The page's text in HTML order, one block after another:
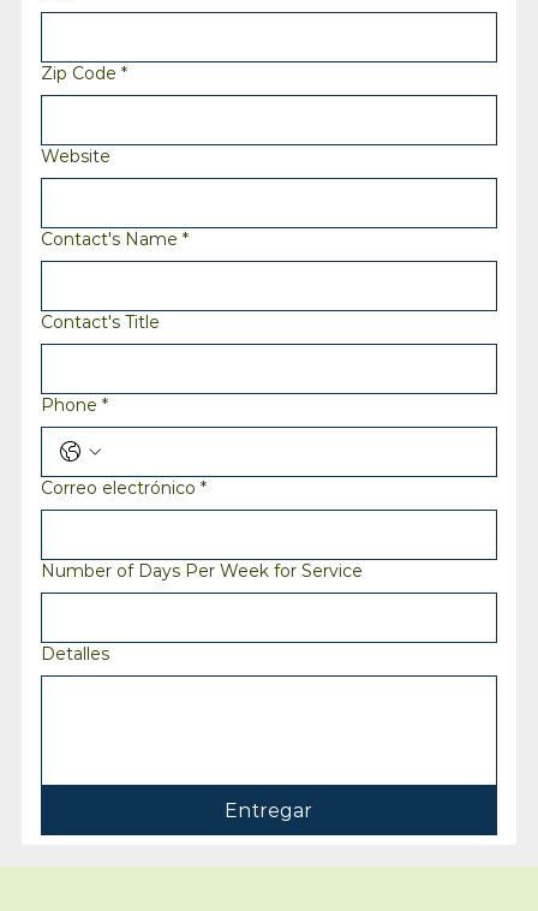
Zip Code *
Website
Contact's Name *
Contact's Title
Phone *
Correo electrónico *
Number of Days Per Week for Service
Detalles
Entregar